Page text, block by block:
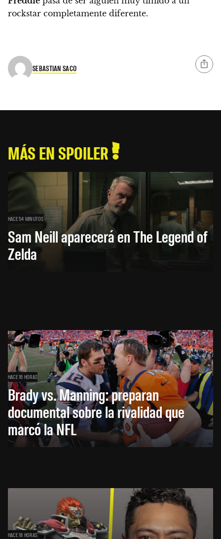
rockstar completamente diferente.
SEBASTIAN SACO
MÁS EN SPOILER
HACE 54 MINUTOS
Sam Neill aparecerá en The Legend of
Zelda
HACE 16 HORAS
Brady vs. Manning: preparan
documental sobre la rivalidad que
marcó la NFL
HACE 18 HORAS